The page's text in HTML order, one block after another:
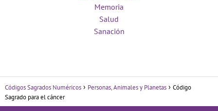
Memoria
Salud
Sanación
Códigos Sagrados Numéricos Personas, Animales y Planetas
Código
Sagrado para el cáncer